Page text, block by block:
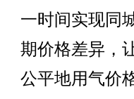
一时间实现同
期价格差异，
公平地用气价